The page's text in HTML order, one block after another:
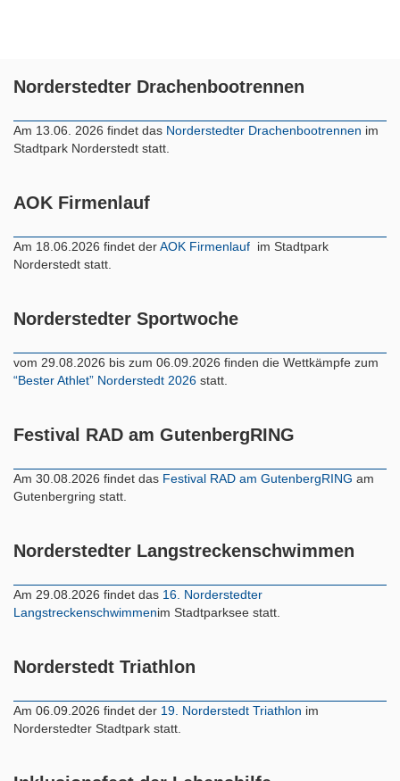
Norderstedter Drachenbootrennen
Am 13.06. 2026 findet das Norderstedter Drachenbootrennen im
Stadtpark Norderstedt statt.
AOK Firmenlauf
Am 18.06.2026 findet derAOK Firmenlauf im Stadtpark
Norderstedt statt.
Norderstedter Sportwoche
vom 29.08.2026 bis zum 06.09.2026 finden die Wettkämpfe zum
“Bester Athlet” Norderstedt 2026 statt.
Festival RAD am GutenbergRING
Am 30.08.2026 findet das Festival RAD am GutenbergRING am
Gutenbergring statt.
Norderstedter Langstreckenschwimmen
Am 29.08.2026 findet das 16. Norderstedter
Langstreckenschwimmenim Stadtparksee statt.
Norderstedt Triathlon
Am 06.09.2026 findet der 19. Norderstedt Triathlon im
Norderstedter Stadtpark statt.